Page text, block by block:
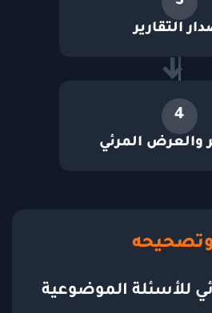
التقارير
4
والعرض المرئي
وتصحيحه
للأسئلة الموضوعية